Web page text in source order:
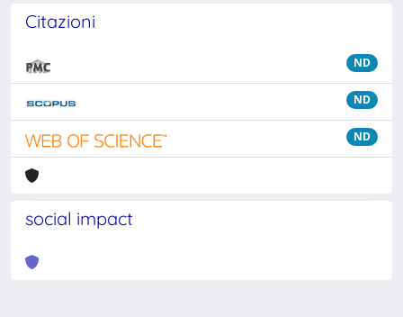
Citazioni
ND
ND
ND
social impact